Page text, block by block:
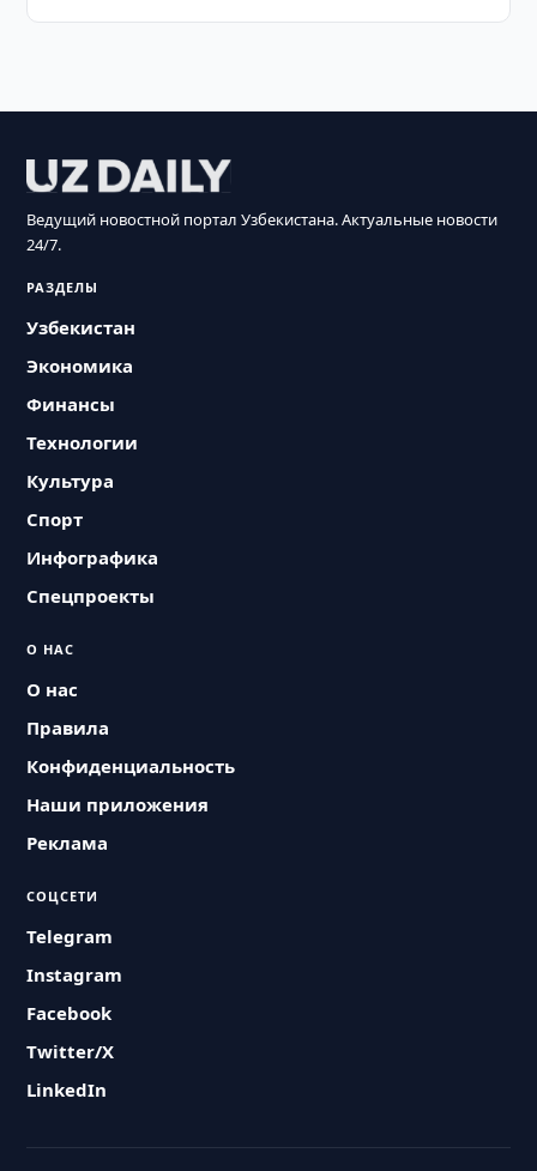
Ведущий новостной портал Узбекистана. Актуальные новости
24/7.
РАЗДЕЛЫ
Узбекистан
Экономика
Финансы
Технологии
Культура
Спорт
Инфографика
Спецпроекты
О НАС
О нас
Правила
Конфиденциальность
Наши приложения
Реклама
СОЦСЕТИ
Telegram
Instagram
Facebook
Twitter/X
LinkedIn